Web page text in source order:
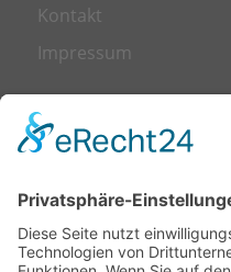
Kontakt
Impressum
LEISTUNGEN
Transformation
Leadership
Talent Management